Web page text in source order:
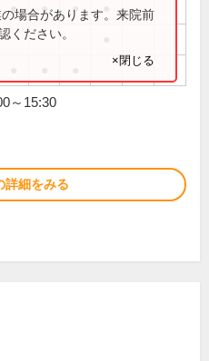
● ● ●
場合があります。来院前
ください。
×閉じる
～15:30
詳細をみる